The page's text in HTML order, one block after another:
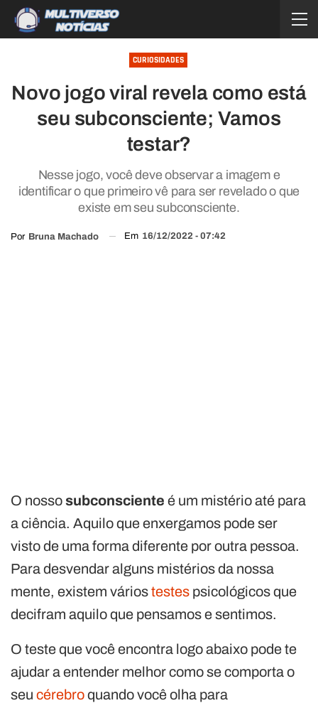
CURIOSIDADES
Novo jogo viral revela como está
seu subconsciente; Vamos
testar?
Nesse jogo, você deve observar a imagem e
identificar o que primeiro vê para ser revelado o que
existe em seu subconsciente.
Por Bruna Machado Em 16/12/2022 - 07:42
O nossosubconsciente é um mistério até para
a ciência. Aquilo que enxergamos pode ser
visto de uma forma diferente por outra pessoa.
Para desvendar alguns mistérios da nossa
mente, existem váriostestes psicológicos que
decifram aquilo que pensamos e sentimos.
O teste que você encontra logo abaixo pode te
ajudar a entender melhor como se comporta o
seu cérebroquando você olha para